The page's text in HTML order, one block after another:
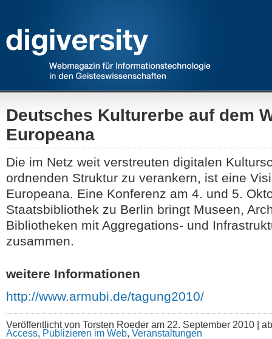
Deutsches Kulturerbe auf dem
Europeana
Die im Netz weit verstreuten digitalen
ordnenden Struktur zu verankern, ist eine
Europeana. Eine Konferenz am 4. und 5.
Staatsbibliothek zu Berlin bringt Museen,
Bibliotheken mit Aggregations- und
zusammen.
weitere Informationen
http://www.armubi.de/tagung2010/
Veröffentlicht von Torsten Roeder am 22. September 2010 |
Access, Publizieren im Web, Veranstaltungen